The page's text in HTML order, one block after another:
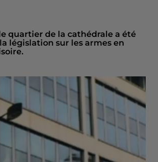
quartier de la cathédrale a été
législation sur les armes en